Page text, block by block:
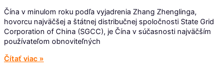
Čína v minulom roku podľa vyjadrenia Zhang Zhenglinga,
hovorcu najväčšej a štátnej distribučnej spoločnosti State Grid
Corporation of China (SGCC), je Čína v súčasnosti najväčším
používateľom obnoviteľných
Čítať viac »